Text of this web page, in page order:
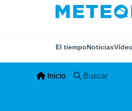
El tiempoNoticias
Inicio Buscar